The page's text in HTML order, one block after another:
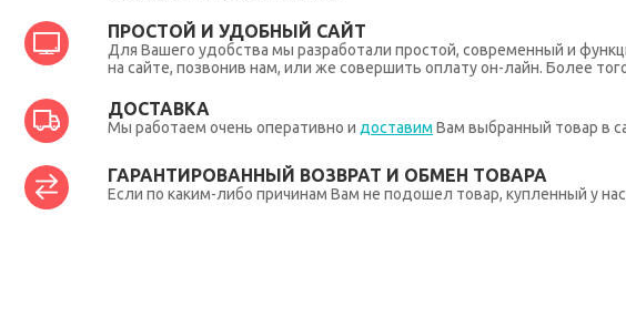
ПРОСТОЙ И УДОБНЫЙ САЙТ
Для Вашего удобства мы разработали простой, современный и
на сайте, позвонив нам, или же совершить оплату он-лайн. Более
ДОСТАВКА
Мы работаем очень оперативно и доставим Вам выбранный товар в
ГАРАНТИРОВАННЫЙ ВОЗВРАТ И ОБМЕН ТОВАРА
Если по каким-либо причинам Вам не подошел товар, купленный у